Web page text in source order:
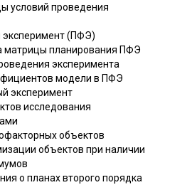
условий проведения
(ПФЭ)
матрицы планирования ПФЭ
эксперимента
модели в ПФЭ
эксперимент
исследования
объектов
объектов при наличии
о планах второго порядка